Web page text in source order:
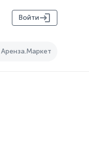
Войти
Аренза.Маркет